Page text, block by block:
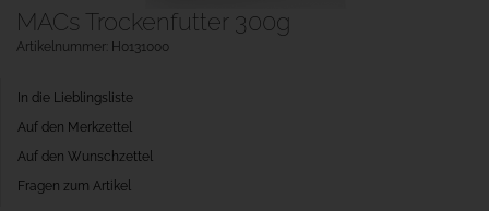
MACs Trockenfutter 300g
Artikelnummer: H0131000
In die Lieblingsliste
Auf den Merkzettel
Auf den Wunschzettel
Fragen zum Artikel